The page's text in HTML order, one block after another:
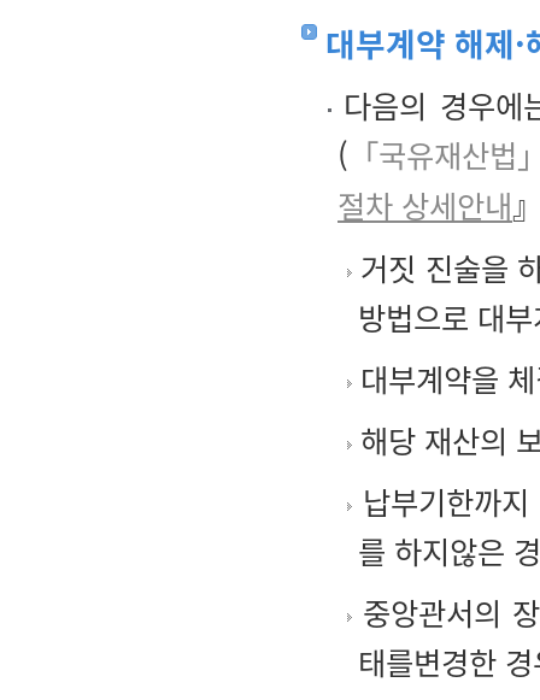
대부계약 해제·
다음의 경우에
( 「국유재산법
절차 상세안내
거짓 진술을
방법으로 대
대부계약을
해당 재산의
납부기한까
를 하지않은
중앙관서의
태를변경한